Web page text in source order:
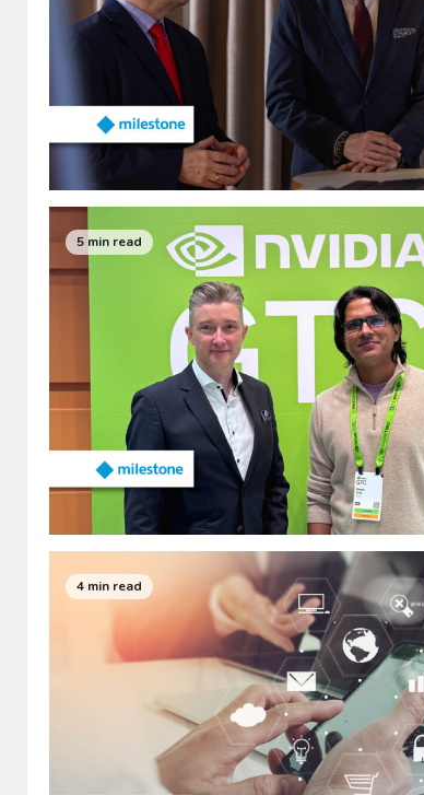
5 min read
4 min read